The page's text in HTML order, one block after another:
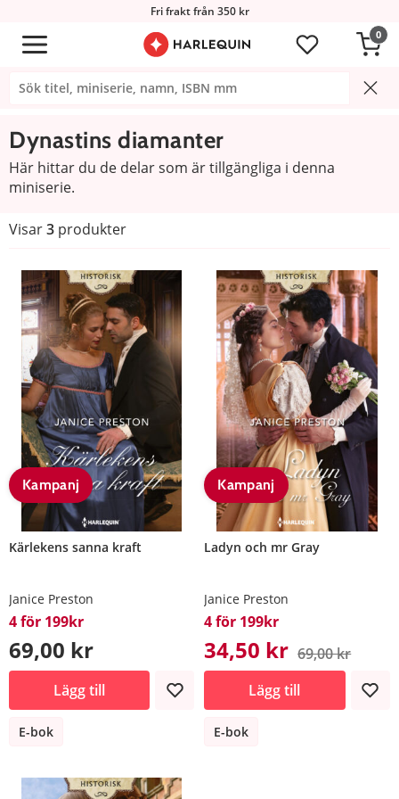
Fri frakt från 350 kr
0
Dynastins diamanter
Här hittar du de delar som är tillgängliga i denna
miniserie.
Visar3 produkter
Kampanj
Kärlekens sanna kraft
Janice Preston
4 för 199kr
69,00 kr
Lägg till
E-bok
Kampanj
Ladyn och mr Gray
Janice Preston
4 för 199kr
34,50 kr 69,00 kr
Lägg till
E-bok